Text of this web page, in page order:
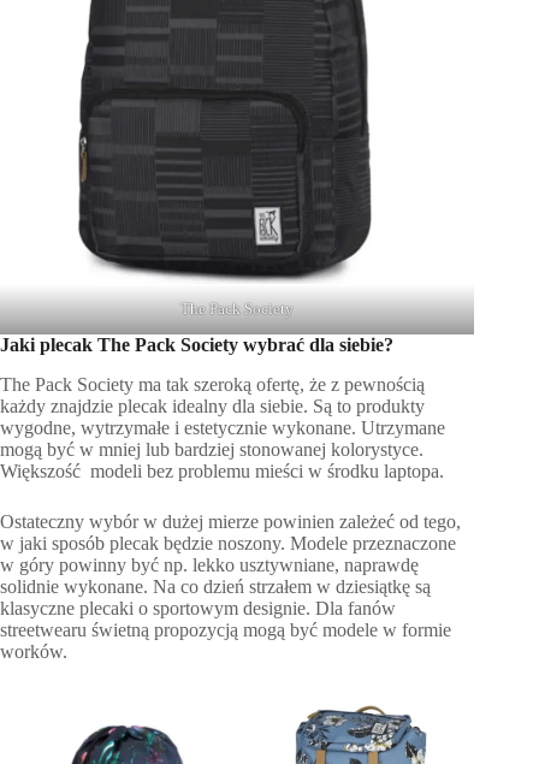
The Pack Society
Jaki plecak The Pack Society wybrać dla siebie?
The Pack Society ma tak szeroką ofertę, że z pewnością
każdy znajdzie plecak idealny dla siebie. Są to produkty
wygodne, wytrzymałe i estetycznie wykonane. Utrzymane
mogą być w mniej lub bardziej stonowanej kolorystyce.
Większość modeli bez problemu mieści w środku laptopa.
Ostateczny wybór w dużej mierze powinien zależeć od tego,
w jaki sposób plecak będzie noszony. Modele przeznaczone
w góry powinny być np. lekko usztywniane, naprawdę
solidnie wykonane. Na co dzień strzałem w dziesiątkę są
klasyczne plecaki o sportowym designie. Dla fanów
streetwearu świetną propozycją mogą być modele w formie
worków.